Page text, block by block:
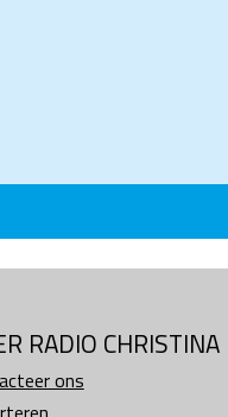
RADIO CHRISTINA
ons